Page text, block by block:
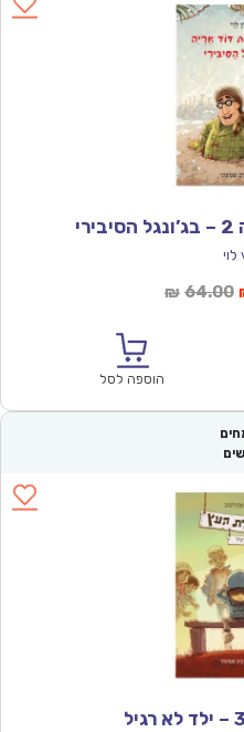
לוי
₪ 64.00
הוספה לסל